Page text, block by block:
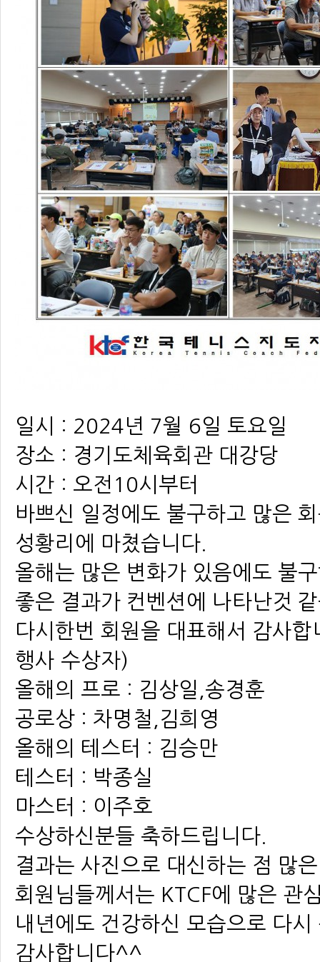
일시 : 2024년 7월 6일 토요일
장소 : 경기도체육회관 대강당
시간 : 오전10시부터
바쁘신 일정에도 불구하고 많은
성황리에 마쳤습니다.
올해는 많은 변화가 있음에도 불
좋은 결과가 컨벤션에 나타난것
다시한번 회원을 대표해서 감사
행사 수상자)
올해의 프로 : 김상일,송경훈
공로상 : 차명철,김희영
올해의 테스터 : 김승만
테스터 : 박종실
마스터 : 이주호
수상하신분들 축하드립니다.
결과는 사진으로 대신하는 점 많
회원님들께서는 KTCF에 많은 관
내년에도 건강하신 모습으로 다시
감사합니다^^